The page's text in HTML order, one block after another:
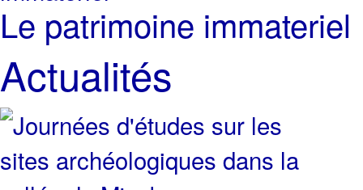
Le patrimoine immateriel
Actualités